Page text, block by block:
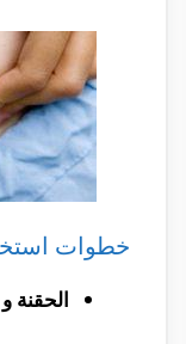
خطوات
الحقنة و